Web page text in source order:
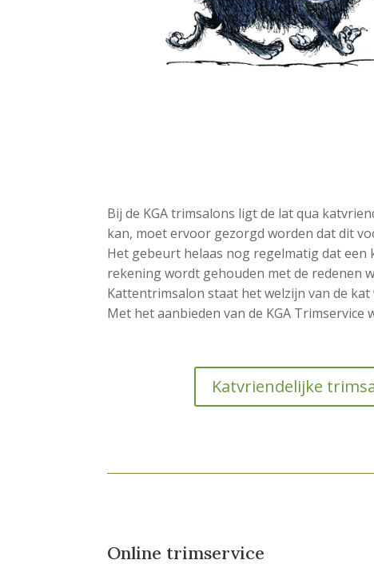
Bij de KGA trimsalons ligt de lat qua
kan, moet ervoor gezorgd worden dat dit
Het gebeurt helaas nog regelmatig dat
rekening wordt gehouden met de redenen
Kattentrimsalon staat het welzijn van de kat
Met het aanbieden van de KGA
Katvriendelijke
Online trimservice